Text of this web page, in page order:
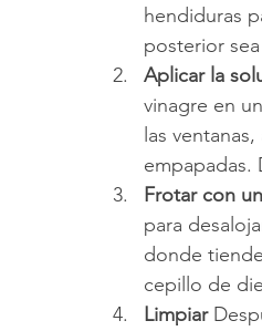
hendiduras
posterior
Aplicar la
vinagre en
las
empapadas.
Frotar con
para
donde
cepillo de
Limpiar